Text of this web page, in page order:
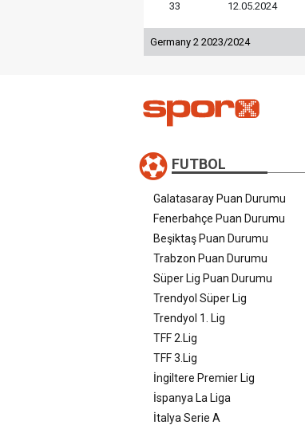
33 12.05.2024
Germany 2 2023/2024
FUTBOL
Galatasaray Puan Durumu
Fenerbahçe Puan Durumu
Beşiktaş Puan Durumu
Trabzon Puan Durumu
Süper Lig Puan Durumu
Trendyol Süper Lig
Trendyol 1. Lig
TFF 2.Lig
TFF 3.Lig
İngiltere Premier Lig
İspanya La Liga
İtalya Serie A